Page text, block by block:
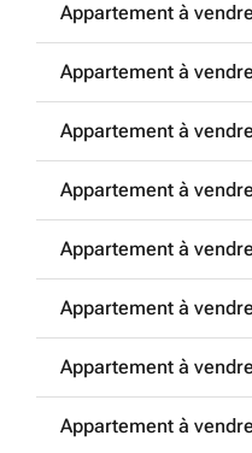
Appartement à
Appartement à
Appartement à
Appartement à
Appartement à
Appartement à